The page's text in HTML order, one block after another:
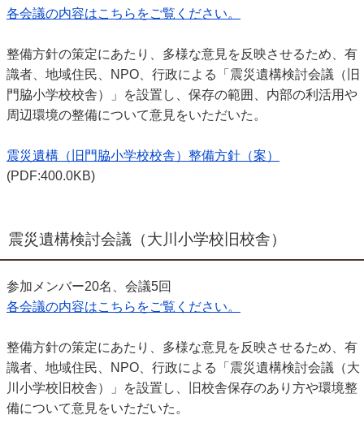
各会議の内容はこちらをご覧ください。
整備方針の策定にあたり、多様な意見を反映させるため、有
識者、地域住民、NPO、行政による「震災遺構検討会議（旧
門脇小学校校舎）」を設置し、保存の範囲、内部の利活用や
周辺環境の整備について意見をいただいた。
震災遺構（旧門脇小学校校舎）整備方針（案）
(PDF:400.0KB)
震災遺構検討会議（大川小学校旧校舎）
参加メンバー20名、会議5回
各会議の内容はこちらをご覧ください。
整備方針の策定にあたり、多様な意見を反映させるため、有
識者、地域住民、NPO、行政による「震災遺構検討会議（大
川小学校旧校舎）」を設置し、旧校舎保存のあり方や環境整
備について意見をいただいた。